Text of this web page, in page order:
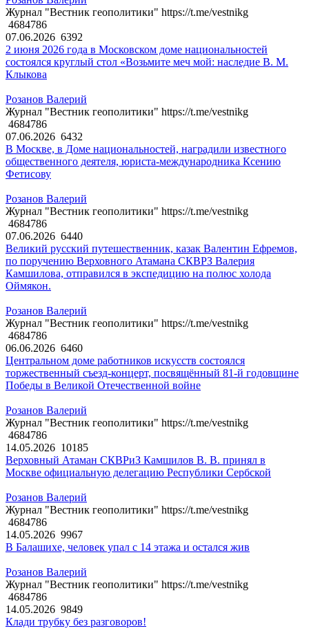
Журнал "Вестник геополитики" https://t.me/vestnikg
4684786
07.06.2026 6392
2 июня 2026 года в Московском доме национальностей
состоялся круглый стол «Возьмите меч мой: наследие В. М.
Клыкова
Розанов Валерий
Журнал "Вестник геополитики" https://t.me/vestnikg
4684786
07.06.2026 6432
В Москве, в Доме национальностей, наградили известного
общественного деятеля, юриста-международника Ксению
Фетисову
Розанов Валерий
Журнал "Вестник геополитики" https://t.me/vestnikg
4684786
07.06.2026 6440
Великий русский путешественник, казак Валентин Ефремов,
по поручению Верховного Атамана СКВРЗ Валерия
Камшилова, отправился в экспедицию на полюс холода
Оймякон.
Розанов Валерий
Журнал "Вестник геополитики" https://t.me/vestnikg
4684786
06.06.2026 6460
Центральном доме работников искусств состоялся
торжественный съезд-концерт, посвящённый 81-й годовщине
Победы в Великой Отечественной войне
Розанов Валерий
Журнал "Вестник геополитики" https://t.me/vestnikg
4684786
14.05.2026 10185
Верховный Атаман СКВРиЗ Камшилов В. В. принял в
Москве официальную делегацию Республики Сербской
Розанов Валерий
Журнал "Вестник геополитики" https://t.me/vestnikg
4684786
14.05.2026 9967
В Балашихе, человек упал с 14 этажа и остался жив
Розанов Валерий
Журнал "Вестник геополитики" https://t.me/vestnikg
4684786
14.05.2026 9849
Клади трубку без разговоров!